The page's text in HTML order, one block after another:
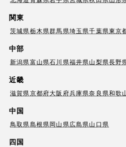
関東
茨城県栃木県群馬県埼玉県千葉県東京
中部
新潟県富山県石川県福井県山梨県長野
近畿
滋賀県京都府大阪府兵庫県奈良県和歌
中国
鳥取県島根県岡山県広島県山口県
四国